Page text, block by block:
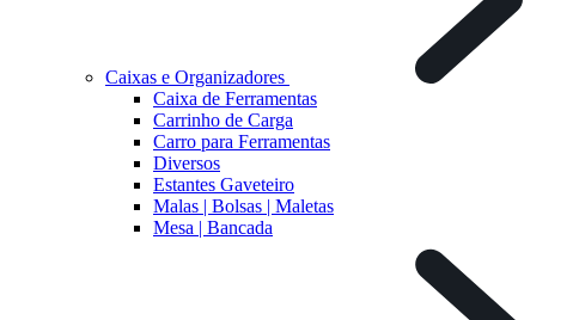
Caixas e Organizadores
Caixa de Ferramentas
Carrinho de Carga
Carro para Ferramentas
Diversos
Estantes Gaveteiro
Malas | Bolsas | Maletas
Mesa | Bancada